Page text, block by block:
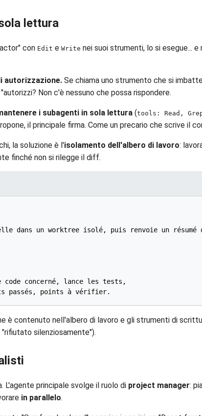
lettura
con Edit e Write nei suoi strumenti, lo si esegue...
autorizzazione. Se chiama uno strumento che si
Non c'è nessuno che possa rispondere.
i subagenti in sola lettura (tools: Read,
il principale firma. Come un precario che scrive il
la soluzione è l'isolamento dell'albero di lavoro:
finché non si rilegge il diff.
dans un worktree isolé, puis renvoie un
code concerné, lance les tests,
è contenuto nell'albero di lavoro e gli strumenti di
silenziosamente").
L'agente principale svolge il ruolo di project manager:
in parallelo.